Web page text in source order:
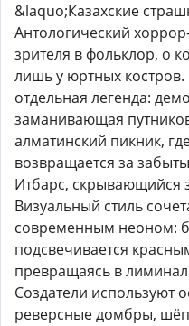
&laquo;Казахские
Антологический
зрителя в фольклор, о
лишь у юртных
отдельная легенда:
заманивающая
алматинский пикник,
возвращается за
Итбарс, скрывающийся
Визуальный стиль
современным неоном:
подсвечивается
превращаясь в
Создатели используют
реверсные домбры,